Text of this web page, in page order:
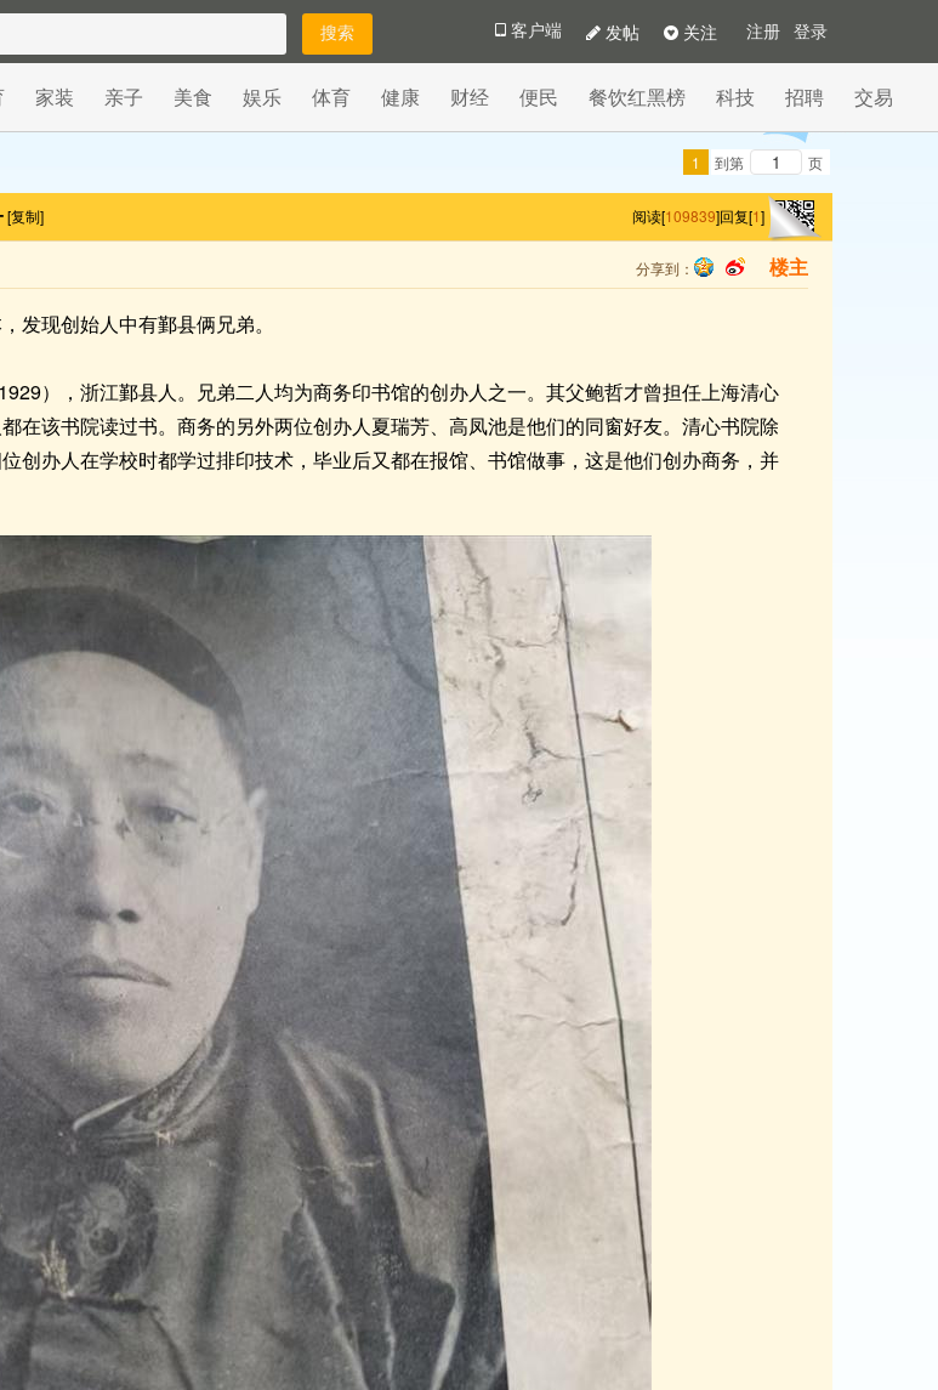
注册 登录
关注
发帖
客户端
家装 亲子 美食 娱乐 体育 健康 财经 便民 餐饮红黑榜 科技 招聘 交易
1 到第 页
[复制] 阅读[109839]回复[1]
楼主
分享到：
qq
sina
发现创始人中有鄞县俩兄弟。
），浙江鄞县人。兄弟二人均为商务印书馆的创办人之一。其父鲍哲才曾担任上海清心
在该书院读过书。商务的另外两位创办人夏瑞芳、高凤池是他们的同窗好友。清心书院除
创办人在学校时都学过排印技术，毕业后又都在报馆、书馆做事，这是他们创办商务，并